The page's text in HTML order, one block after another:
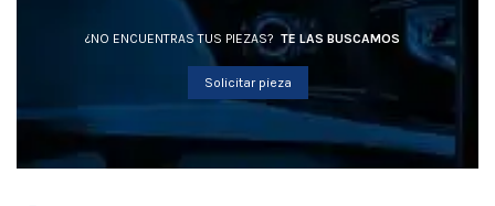
¿NO ENCUENTRAS TUS PIEZAS? TE LAS BUSCAMOS
Solicitar pieza